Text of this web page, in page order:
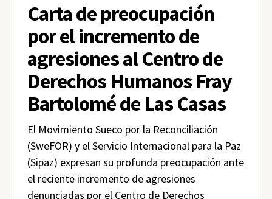
Carta de preocupación
por el incremento de
agresiones al Centro de
Derechos Humanos Fray
Bartolomé de Las Casas
El Movimiento Sueco por la Reconciliación
(SweFOR) y el Servicio Internacional para la Paz
(Sipaz) expresan su profunda preocupación ante
el reciente incremento de agresiones
denunciadas por el Centro de Derechos